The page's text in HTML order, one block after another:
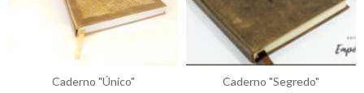
Caderno "Único"
Caderno "Segredo"